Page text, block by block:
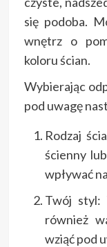
się podoba.
wnętrz o
koloru ścian.
Wybierając
pod uwagę
Rodzaj
ścienny
wpływać
Twój styl:
również
wziąć pod